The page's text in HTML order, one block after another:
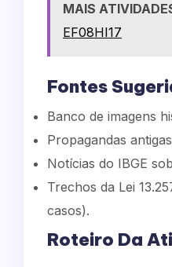
MAIS
EF08HI17
Fontes
Banco de imagens
Propagandas
Notícias do IBGE
Trechos da Lei
casos).
Roteiro Da